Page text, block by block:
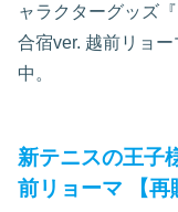
ャラクターグッズ『
合宿ver. 越前リョ
中。
新テニスの王子
前リョーマ 【再